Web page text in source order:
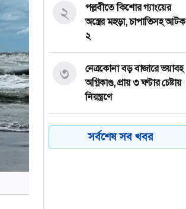
পল্লবীতে কিশোর গ্যাংয়ের
অস্ত্রের মহড়া, চাপাতিসহ আটক
২
২
নেত্রকোনা বড় বাজারে ভয়াবহ
অগ্নিকাণ্ড, প্রায় ৩ ঘণ্টার চেষ্টায়
নিয়ন্ত্রণে
৩
কয়েক ডজন
অভিবাসনপ্রত্যাশীকে উদ্ধার
সর্বশেষ সব খবর